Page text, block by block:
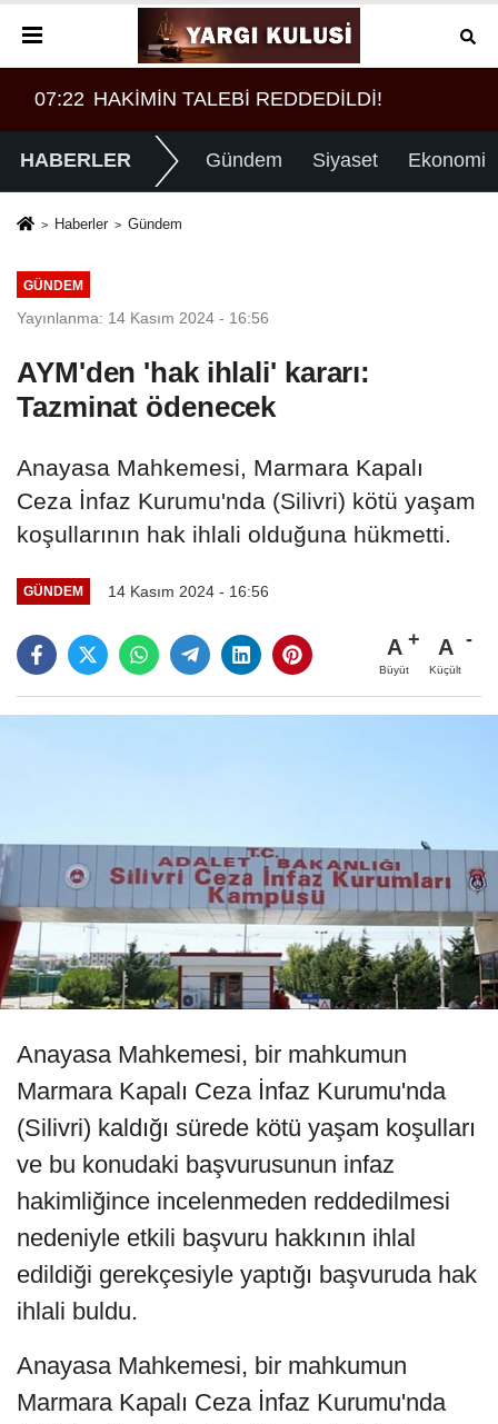
07:22 HAKİMİN TALEBİ REDDEDİLDİ!
HABERLER Gündem Siyaset Ekonomi
Haberler Gündem
GÜNDEM
Yayınlanma: 14 Kasım 2024 - 16:56
AYM'den 'hak ihlali' kararı:
Tazminat ödenecek
Anayasa Mahkemesi, Marmara Kapalı
Ceza İnfaz Kurumu'nda (Silivri) kötü yaşam
koşullarının hak ihlali olduğuna hükmetti.
GÜNDEM 14 Kasım 2024 - 16:56
A
Büyüt
A
Küçült
Anayasa Mahkemesi, bir mahkumun
Marmara Kapalı Ceza İnfaz Kurumu'nda
(Silivri) kaldığı sürede kötü yaşam koşulları
ve bu konudaki başvurusunun infaz
hakimliğince incelenmeden reddedilmesi
nedeniyle etkili başvuru hakkının ihlal
edildiği gerekçesiyle yaptığı başvuruda hak
ihlali buldu.
Anayasa Mahkemesi, bir mahkumun
Marmara Kapalı Ceza İnfaz Kurumu'nda